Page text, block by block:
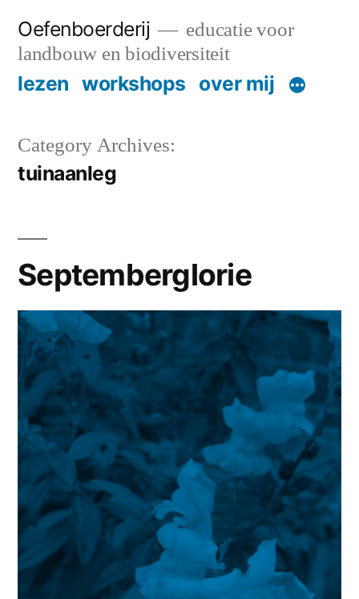
content
Oefenboerderij
educatie voor
landbouw en biodiversiteit
lezen workshops over mij
Category Archives:
tuinaanleg
Septemberglorie